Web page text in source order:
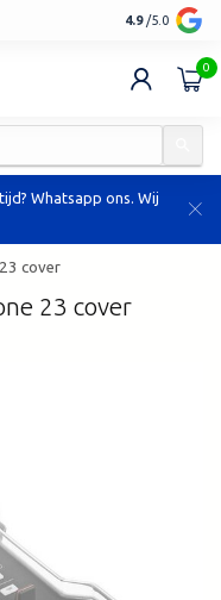
4.9 /5.0
0
Whatsapp ons. Wij
cover
23 cover